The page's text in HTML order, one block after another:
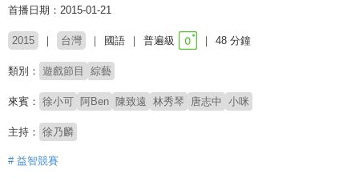
首播日期：2015-01-21
2015 台灣 國語 普遍級 48 分鐘
類別： 遊戲節目 綜藝
來賓： 徐小可 阿Ben 陳致遠 林秀琴 唐志中 小咪
主持： 徐乃麟
# 益智競賽